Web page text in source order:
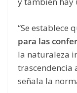
“Se establece
para las
la naturaleza
trascendencia
señala la